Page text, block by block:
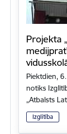
Projekta
Piektdien,
notiks
„Atbalsts
Izglītība